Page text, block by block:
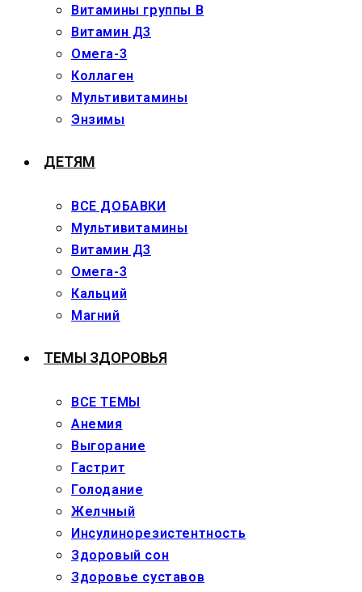
Витамины группы В
Витамин Д3
Омега-3
Коллаген
Мультивитамины
Энзимы
ДЕТЯМ
ВСЕ ДОБАВКИ
Мультивитамины
Витамин Д3
Омега-3
Кальций
Магний
ТЕМЫ ЗДОРОВЬЯ
ВСЕ ТЕМЫ
Анемия
Выгорание
Гастрит
Голодание
Желчный
Инсулинорезистентность
Здоровый сон
Здоровье суставов